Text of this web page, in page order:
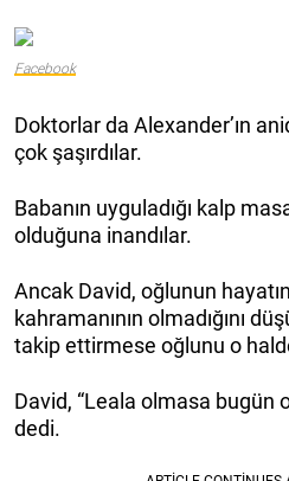
Facebook
Doktorlar da Alexander’ın
çok şaşırdılar.
Babanın uyguladığı kalp
olduğuna inandılar.
Ancak David, oğlunun
kahramanının olmadığını
takip ettirmese oğlunu o
David, “Leala olmasa bugün
dedi.